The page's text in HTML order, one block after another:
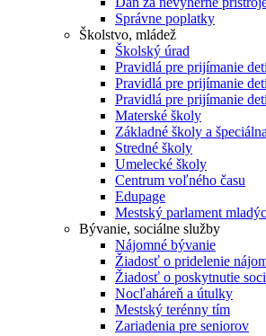
Správne poplatky
Školstvo, mládež
Školský úrad
Pravidlá pre prijímanie
Pravidlá pre prijímanie
Pravidlá pre prijímanie
Materské školy
Základné školy a
Stredné školy
Umelecké školy
Centrum voľného času
Edupage
Mestský parlament
Bývanie, sociálne služby
Nájomné bývanie
Žiadosť o pridelenie
Žiadosť o poskytnutie
Nocľaháreň a útulky
Mestský terénny tím
Zariadenia pre seniorov